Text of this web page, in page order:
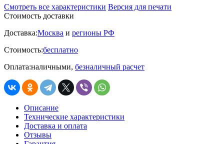
Смотреть все характеристики Версия для печати
Стоимость доставки
Доставка:Москва и регионы РФ
Стоимость:бесплатно
Оплата:наличными, безналичный расчет
Описание
Технические характеристики
Доставка и оплата
Отзывы